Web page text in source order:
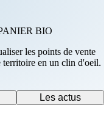
BIO
les points de vente
en un clin d'oeil.
Les actus